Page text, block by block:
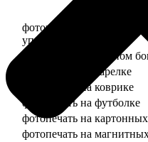
фотопечать на кружке +
упаковка
фотопечать на пивном
фотопечать на тарелке
фотопечать на коврике
фотопечать на футболке
фотопечать на
фотопечать на